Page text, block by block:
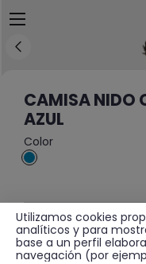
CAMISA NIDO
AZUL
Color
MÁS
Utilizamos cookies
analíticos y para
base a un perfil
navegación (por